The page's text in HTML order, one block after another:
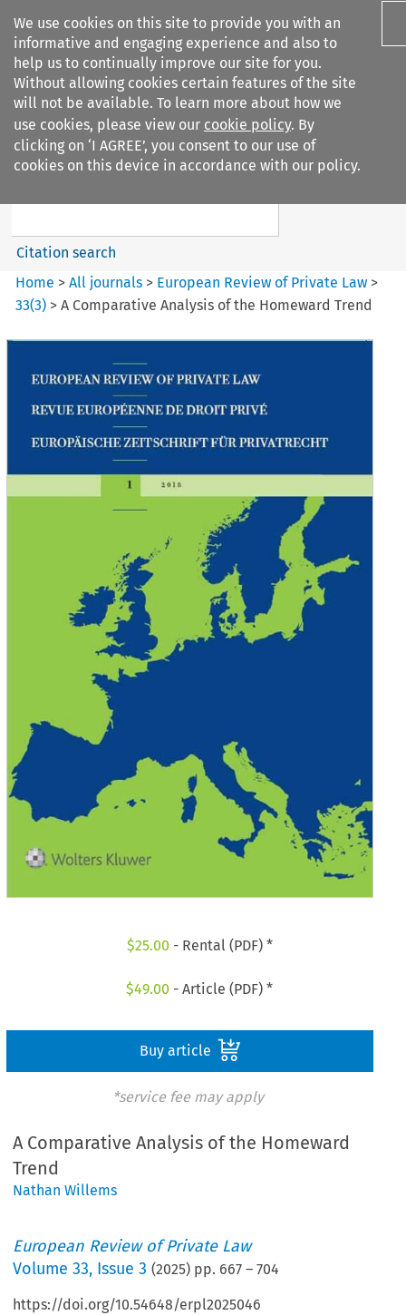
We use cookies on this site to provide you with an
informative and engaging experience and also to
help us to continually improve our site for you.
Without allowing cookies certain features of the site
will not be available. To learn more about how we
use cookies, please view our cookie policy. By
clicking on ‘I AGREE’, you consent to our use of
cookies on this device in accordance with our policy.
Search filters
European Review of Private
Search content
Citation search
Home >All journals > European Review of Private Law >
33(3) >A Comparative Analysis of the Homeward Trend
$25.00 - Rental (PDF) *
$49.00 - Article (PDF) *
Buy article
*service fee may apply
A Comparative Analysis of the Homeward
Trend
Nathan Willems
European Review of Private Law
Volume33, Issue 3 (2025) pp. 667 –704
https://doi.org/10.54648/erpl2025046